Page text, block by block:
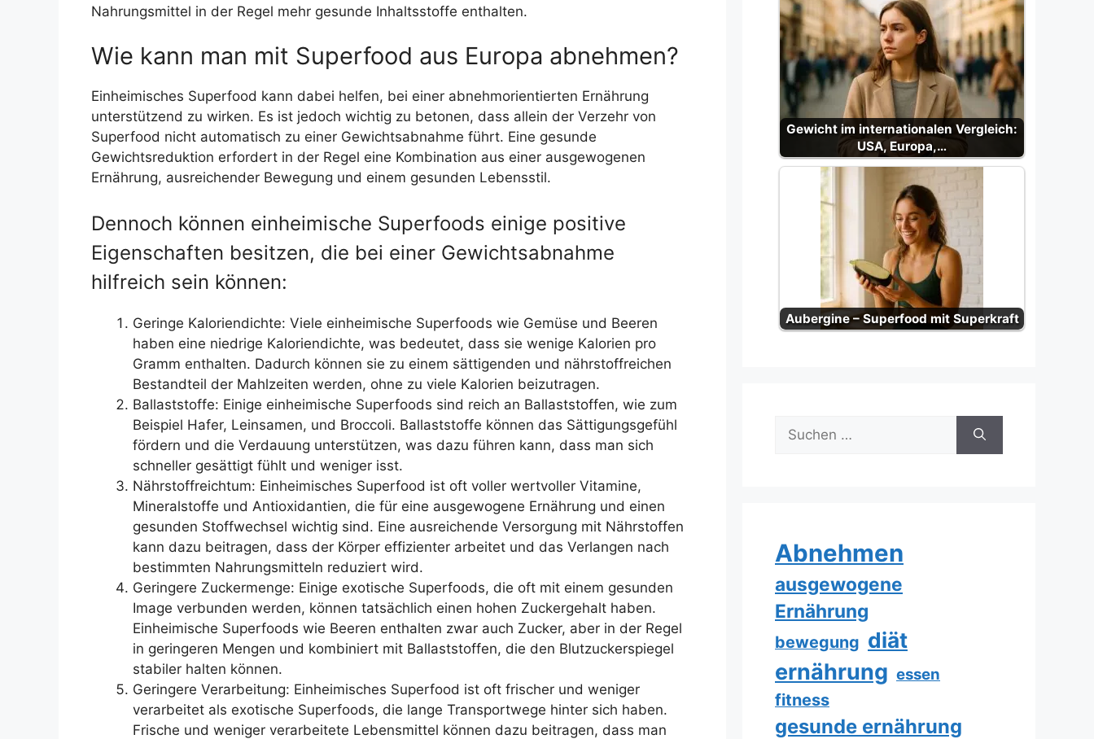
Nahrungsmittel in der Regel mehr gesunde Inhaltsstoffe enthalten.
Wie kann man mit Superfood aus Europa abnehmen?
Einheimisches Superfood kann dabei helfen, bei einer abnehmorientierten Ernährung
unterstützend zu wirken. Es ist jedoch wichtig zu betonen, dass allein der Verzehr von
Superfood nicht automatisch zu einer Gewichtsabnahme führt. Eine gesunde
Gewichtsreduktion erfordert in der Regel eine Kombination aus einer ausgewogenen
Ernährung, ausreichender Bewegung und einem gesunden Lebensstil.
Dennoch können einheimische Superfoods einige positive
Eigenschaften besitzen, die bei einer Gewichtsabnahme
hilfreich sein können:
Geringe Kaloriendichte: Viele einheimische Superfoods wie Gemüse und Beeren
haben eine niedrige Kaloriendichte, was bedeutet, dass sie wenige Kalorien pro
Gramm enthalten. Dadurch können sie zu einem sättigenden und nährstoffreichen
Bestandteil der Mahlzeiten werden, ohne zu viele Kalorien beizutragen.
Ballaststoffe: Einige einheimische Superfoods sind reich an Ballaststoffen, wie zum
Beispiel Hafer, Leinsamen, und Broccoli. Ballaststoffe können das Sättigungsgefühl
fördern und die Verdauung unterstützen, was dazu führen kann, dass man sich
schneller gesättigt fühlt und weniger isst.
Nährstoffreichtum: Einheimisches Superfood ist oft voller wertvoller Vitamine,
Mineralstoffe und Antioxidantien, die für eine ausgewogene Ernährung und einen
gesunden Stoffwechsel wichtig sind. Eine ausreichende Versorgung mit Nährstoffen
kann dazu beitragen, dass der Körper effizienter arbeitet und das Verlangen nach
bestimmten Nahrungsmitteln reduziert wird.
Geringere Zuckermenge: Einige exotische Superfoods, die oft mit einem gesunden
Image verbunden werden, können tatsächlich einen hohen Zuckergehalt haben.
Einheimische Superfoods wie Beeren enthalten zwar auch Zucker, aber in der Regel
in geringeren Mengen und kombiniert mit Ballaststoffen, die den Blutzuckerspiegel
stabiler halten können.
Geringere Verarbeitung: Einheimisches Superfood ist oft frischer und weniger
verarbeitet als exotische Superfoods, die lange Transportwege hinter sich haben.
Frische und weniger verarbeitete Lebensmittel können dazu beitragen, dass man
Gewicht im internationalen Vergleich:
USA, Europa,…
Aubergine – Superfood mit Superkraft
Suche
nach:
Abnehmen
ausgewogene
Ernährung
bewegung diät
ernährung essen
fitness
gesunde ernährung